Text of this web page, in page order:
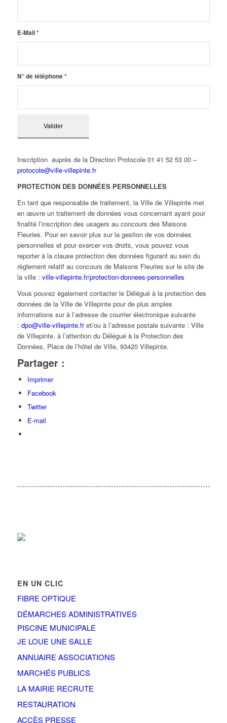
E-Mail*
N° de téléphone*
Inscription auprès de la Direction Protocole 01 41 52 53 00 –
protocole@ville-villepinte.fr
PROTECTION DES DONNÉES PERSONNELLES
En tant que responsable de traitement, la Ville de Villepinte met
en œuvre un traitement de données vous concernant ayant pour
finalité l’inscription des usagers au concours des Maisons
Fleuries. Pour en savoir plus sur la gestion de vos données
personnelles et pour exercer vos droits, vous pouvez vous
reporter à la clause protection des données figurant au sein du
règlement relatif au concours de Maisons Fleuries sur le site de
la ville : ville-villepinte.fr/protection-donnees-personnelles
Vous pouvez également contacter le Délégué à la protection des
données de la Ville de Villepinte pour de plus amples
informations sur à l’adresse de courrier électronique suivante
: dpo@ville-villepinte.fret/ou à l’adresse postale suivante : Ville
de Villepinte, à l’attention du Délégué à la Protection des
Données, Place de l’hôtel de Ville, 93420 Villepinte.
Partager :
Imprimer
Facebook
Twitter
E-mail
EN UN CLIC
FIBRE OPTIQUE
DÉMARCHES ADMINISTRATIVES
PISCINE MUNICIPALE
JE LOUE UNE SALLE
ANNUAIRE ASSOCIATIONS
MARCHÉS PUBLICS
LA MAIRIE RECRUTE
RESTAURATION
ACCÈS PRESSE